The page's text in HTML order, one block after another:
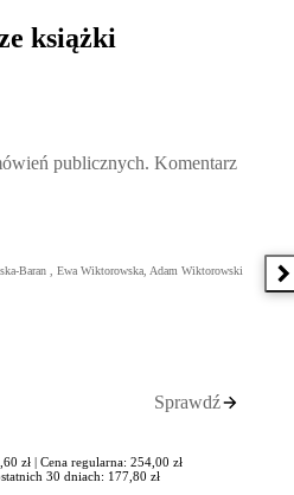
książki
publicznych. Komentarz
Baran , Ewa Wiktorowska, Adam Wiktorowski
Sprawdź
zł | Cena regularna: 254,00 zł
30 dniach: 177,80 zł